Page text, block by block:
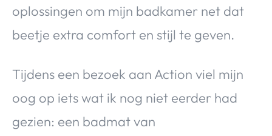
oplossingen om mijn badkamer net dat
beetje extra comfort en stijl te geven.
Tijdens een bezoek aan Action viel mijn
oog op iets wat ik nog niet eerder had
gezien: een badmat van